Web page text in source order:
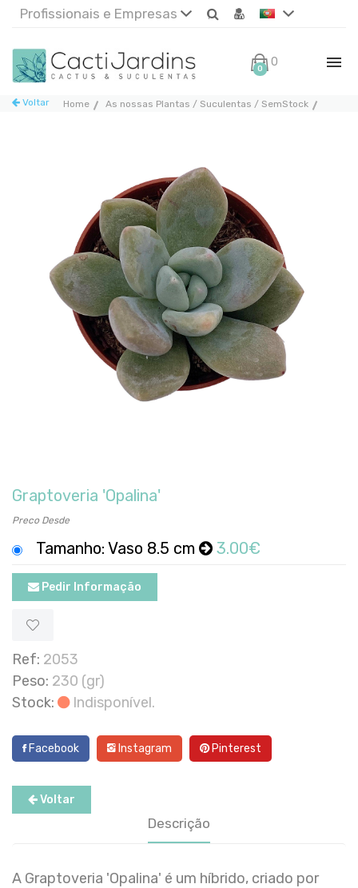
Profissionais e Empresas
0 0€
Home As nossas Plantas / Suculentas / SemStock
Voltar
Graptoveria 'Opalina'
Preco Desde
Tamanho: Vaso 8.5 cm 3.00€
Pedir Informação
Ref: 2053
Peso: 230 (gr)
Stock:
Indisponível.
Facebook Instagram Pinterest
Voltar
Descrição
A Graptoveria 'Opalina' é um híbrido, criado por